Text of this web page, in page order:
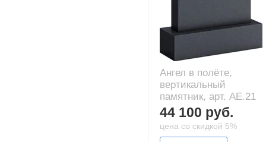
Ангел в полёте,
вертикальный
памятник, арт. AE.21
44 100 руб.
цена со скидкой 5%